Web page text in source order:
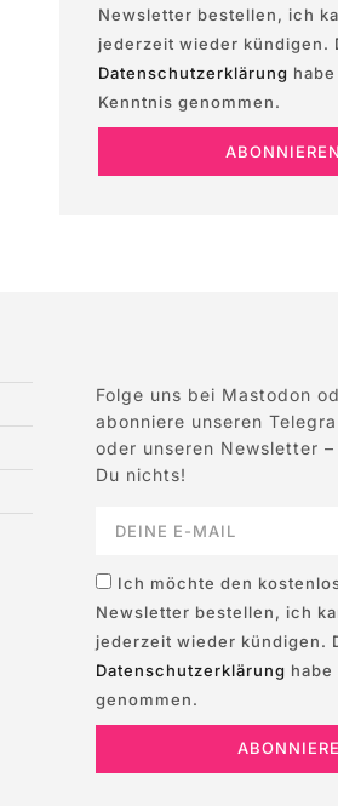
Newsletter bestellen, ich
jederzeit wieder kündigen.
Datenschutzerklärung
Kenntnis genommen.
ABONNIEREN
Folge uns bei Mastodon
abonniere unseren
oder unseren Newsletter
Du nichts!
Ich möchte den
Newsletter bestellen, ich
jederzeit wieder kündigen.
Datenschutzerklärung
genommen.